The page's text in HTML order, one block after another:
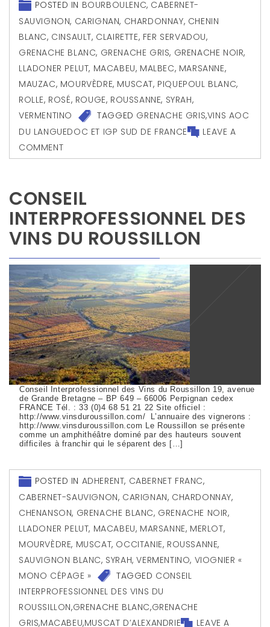
POSTED IN BOURBOULENC, CABERNET-
SAUVIGNON, CARIGNAN, CHARDONNAY, CHENIN
BLANC, CINSAULT, CLAIRETTE, FER SERVADOU,
GRENACHE BLANC, GRENACHE GRIS, GRENACHE NOIR,
LLADONER PELUT, MACABEU, MALBEC, MARSANNE,
MAUZAC, MOURVÈDRE, MUSCAT, PIQUEPOUL BLANC,
ROLLE, ROSÉ, ROUGE, ROUSSANNE, SYRAH,
VERMENTINO
TAGGED GRENACHE GRIS,VINS AOC
DU LANGUEDOC ET IGP SUD DE FRANCE
LEAVE A
COMMENT
CONSEIL
INTERPROFESSIONNEL DES
VINS DU ROUSSILLON
Conseil Interprofessionnel des Vins du Roussillon 19, avenue
de Grande Bretagne – BP 649 – 66006 Perpignan cedex
FRANCE Tél. : 33 (0)4 68 51 21 22 Site officiel :
http://www.vinsduroussillon.com/ L’annuaire des vignerons :
http://www.vinsduroussillon.com Le Roussillon se présente
comme un amphithéâtre dominé par des hauteurs souvent
difficiles à franchir qui le séparent des […]
POSTED IN ADHERENT, CABERNET FRANC,
CABERNET-SAUVIGNON, CARIGNAN, CHARDONNAY,
CHENANSON, GRENACHE BLANC, GRENACHE NOIR,
LLADONER PELUT, MACABEU, MARSANNE, MERLOT,
MOURVÈDRE, MUSCAT, OCCITANIE, ROUSSANNE,
SAUVIGNON BLANC, SYRAH,VERMENTINO, VIOGNIER «
MONO CÉPAGE »
TAGGED CONSEIL
INTERPROFESSIONNEL DES VINS DU
ROUSSILLON,GRENACHE BLANC,GRENACHE
GRIS,MACABEU,MUSCAT D’ALEXANDRIE LEAVE A